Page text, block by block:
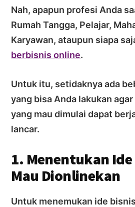
Nah, apapun profesi Anda
Rumah Tangga, Pelajar,
Karyawan, ataupun siapa
berbisnis online.
Untuk itu, setidaknya ada
yang bisa Anda lakukan
yang mau dimulai dapat
lancar.
1. Menentukan Ide
Mau Dionlinekan
Untuk menemukan ide